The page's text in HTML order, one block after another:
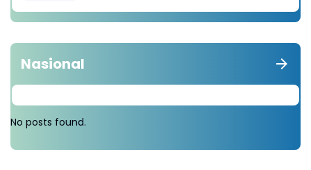
Nasional
No posts found.